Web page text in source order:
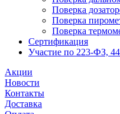
Поверка
Поверка
Поверка
Сертификация
Участие по 223-ФЗ,
Акции
Новости
Контакты
Доставка